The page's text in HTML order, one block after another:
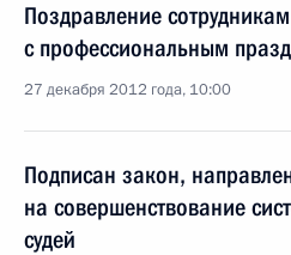
Поздравление
с профессиональным
27 декабря 2012 года, 10:00
Подписан закон,
на совершенствование
судей